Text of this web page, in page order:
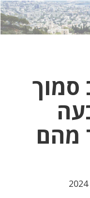
לחץ
כאן
לחץ
כדי
סמוך
מהם